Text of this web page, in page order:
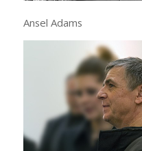
Ansel Adams